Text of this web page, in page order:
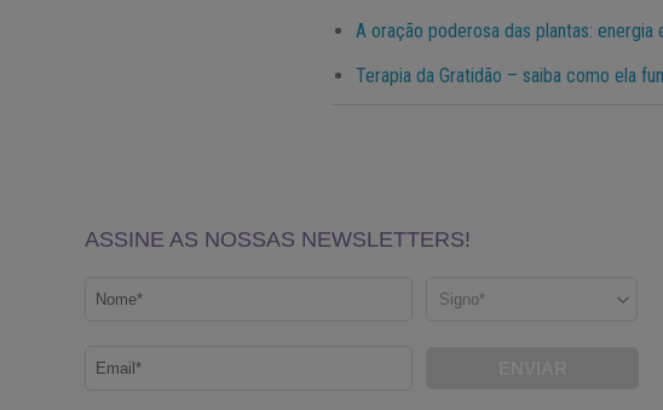
A oração poderosa das plantas: energia
Terapia da Gratidão – saiba como ela